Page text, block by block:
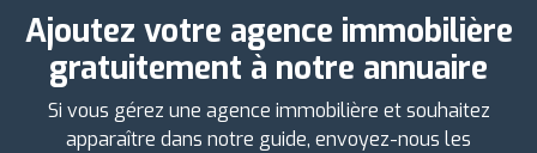
Ajoutez votre agence immobilière
gratuitement à notre annuaire
Si vous gérez une agence immobilière et souhaitez
apparaître dans notre guide, envoyez-nous les